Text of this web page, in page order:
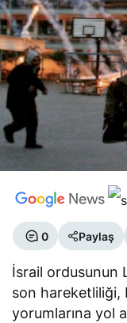
0 Paylaş
İsrail ordusunun
son hareketliliği,
yorumlarına yol